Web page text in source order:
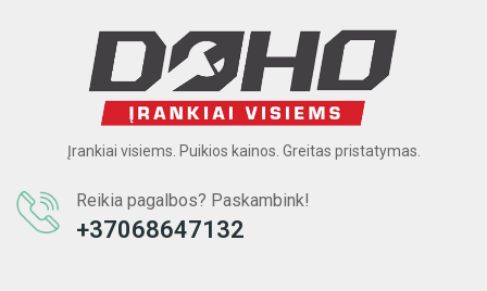
Įrankiai visiems. Puikios kainos. Greitas pristatymas.
Reikia pagalbos? Paskambink!
+37068647132